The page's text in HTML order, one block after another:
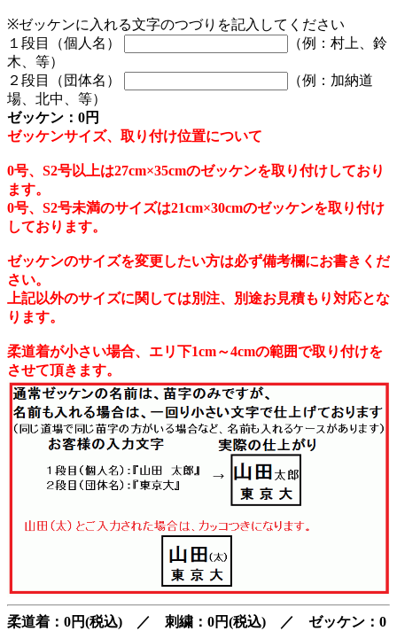
※ゼッケンに入れる文字のつづりを記入してください
１段目（個人名）
（例：村上、鈴
木、等）
２段目（団体名）
（例：加納道
場、北中、等）
ゼッケン：0円
ゼッケンサイズ、取り付け位置について
0号、S2号以上は27cm×35cmのゼッケンを取り付けしており
ます。
0号、S2号未満のサイズは21cm×30cmのゼッケンを取り付け
しております。
ゼッケンのサイズを変更したい方は必ず備考欄にお書きくだ
さい。
上記以外のサイズに関しては別注、別途お見積もり対応とな
ります。
柔道着が小さい場合、エリ下1cm～4cmの範囲で取り付けを
させて頂きます。
柔道着：0円(税込) ／ 刺繍：0円(税込) ／ ゼッケン：0